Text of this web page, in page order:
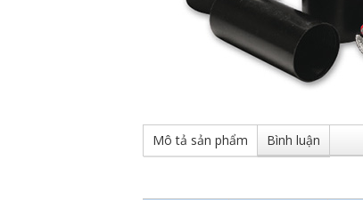
Mô tả sản phẩm Bình luận